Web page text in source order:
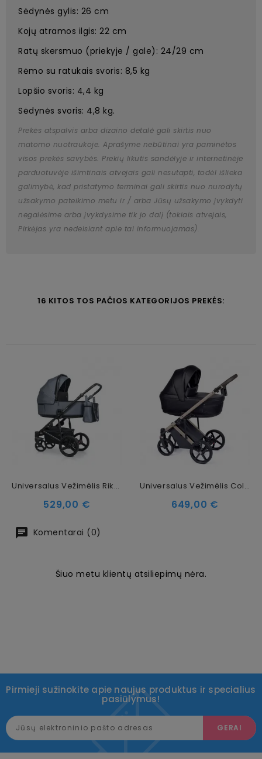
Sėdynės gylis: 26 cm
Kojų atramos ilgis: 22 cm
Ratų skersmuo (priekyje / gale): 24/29 cm
Rėmo su ratukais svoris: 8,5 kg
Lopšio svoris: 4,4 kg
Sėdynės svoris: 4,8 kg.
Prekės atspalvis arba dizaino detalė gali skirtis nuo
matomo nuotraukoje. Aprašyme nebūtinai yra paminėtos
visos prekės savybės. Prekių likutis sandėlyje ir internetinėje
parduotuvėje išimtinais atvejais gali nesutapti, todėl išlieka
galimybė, kad pristatymo terminai gali skirtis nuo nurodytų
užsakymo pateikimo metu ir / arba Jūsų užsakymo įvykdyti
negalėsime arba įvykdysime tik jo dalį (tokiais atvejais,
Pirkėjas yra nedelsiant apie tai informuojamas).
16 KITOS TOS PAČIOS KATEGORIJOS PREKĖS:
Universalus Vežimėlis Riko Senso 2in1 Denim
Kaina
529,00 €
Universalus Vežimėlis Coletto Fado Eco 3in1, Smėlio Spalvos Važiuoklė ECO-02
Kaina
649,00 €
Komentarai (0)
Šiuo metu klientų atsiliepimų nėra.
Pirmieji sužinokite apie naujus produktus ir specialius
pasiūlymus!